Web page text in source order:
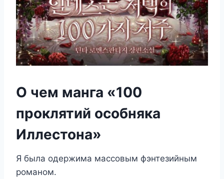
О чем манга «100
проклятий особняка
Иллестона»
Я была одержима массовым фэнтезийным
романом.